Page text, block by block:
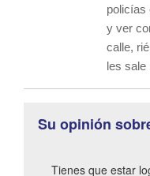
policías
y ver
calle,
les sale
Su opinión
Tienes que estar